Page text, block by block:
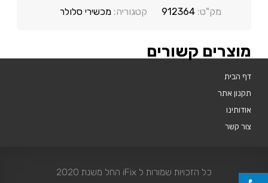
מק"ט:912364 קטגוריה:מכשירי סלולר
מוצרים קשורים
דף הבית
תקנון אתר
אודותינו
צור קשר
כל הזכויות שמורות ל iFix החל משנת 2020